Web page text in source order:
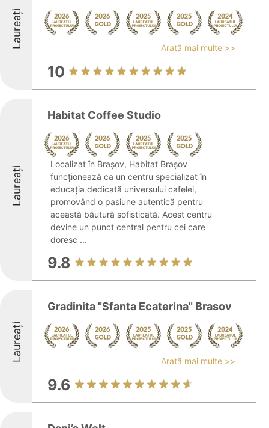
Laureați Arată mai multe >>
10
Laureați
Habitat Coffee Studio
Localizat în Brașov, Habitat Brașov
funcționează ca un centru specializat în
educația dedicată universului cafelei,
promovând o pasiune autentică pentru
această băutură sofisticată. Acest centru
devine un punct central pentru cei care
doresc ...
9.8
Laureați
Gradinita "Sfanta Ecaterina" Brasov
Arată mai multe >>
9.6